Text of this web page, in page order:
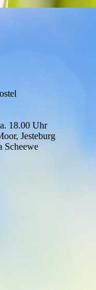
18.00 Uhr
Jesteburg
Scheewe